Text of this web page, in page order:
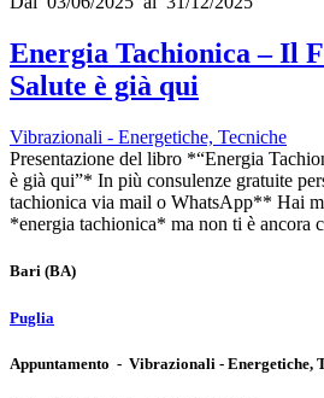
Energia Tachionica – Il
Salute è già qui
Vibrazionali - Energetiche, Tecniche
Presentazione del libro *“Energia
è già qui”* In più consulenze gratuite
tachionica via mail o WhatsApp** Hai
*energia tachionica* ma non ti è ancora
Bari (BA)
Puglia
Appuntamento - Vibrazionali - Energetiche,